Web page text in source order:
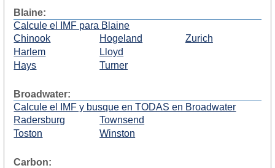
Blaine:
Calcule el IMF para Blaine
Chinook
Harlem
Hays
Hogeland
Lloyd
Turner
Zurich
Broadwater:
Calcule el IMF y busque en TODAS en Broadwater
Radersburg
Toston
Townsend
Winston
Carbon: